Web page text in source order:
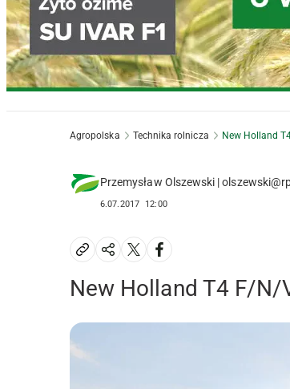
Agropolska Technika rolnicza New Holland
Przemysław Olszewski |
6.07.2017 12:00
New Holland T4 F/